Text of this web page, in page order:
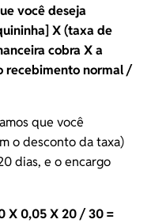
você deseja
] X (taxa de
cobra X a
recebimento normal /
que você
o desconto da taxa)
dias, e o encargo
X 0,05 X 20 / 30 =